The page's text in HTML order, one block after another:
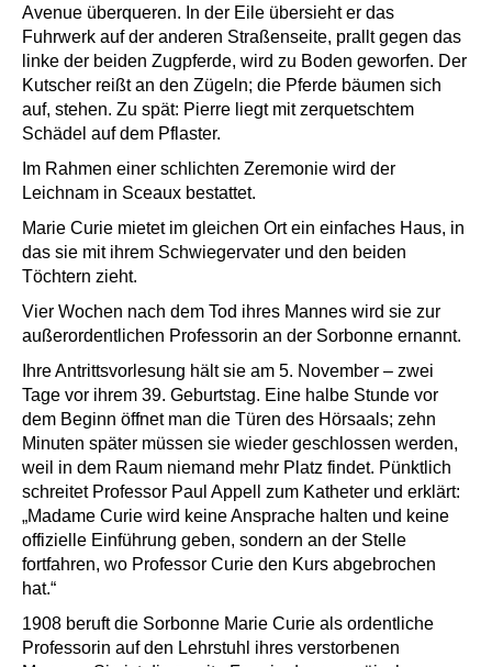
Avenue überqueren. In der Eile übersieht er das
Fuhrwerk auf der anderen Straßenseite, prallt gegen das
linke der beiden Zugpferde, wird zu Boden geworfen. Der
Kutscher reißt an den Zügeln; die Pferde bäumen sich
auf, stehen. Zu spät: Pierre liegt mit zerquetschtem
Schädel auf dem Pflaster.
Im Rahmen einer schlichten Zeremonie wird der
Leichnam in Sceaux bestattet.
Marie Curie mietet im gleichen Ort ein einfaches Haus, in
das sie mit ihrem Schwiegervater und den beiden
Töchtern zieht.
Vier Wochen nach dem Tod ihres Mannes wird sie zur
außerordentlichen Professorin an der Sorbonne ernannt.
Ihre Antrittsvorlesung hält sie am 5. November – zwei
Tage vor ihrem 39. Geburtstag. Eine halbe Stunde vor
dem Beginn öffnet man die Türen des Hörsaals; zehn
Minuten später müssen sie wieder geschlossen werden,
weil in dem Raum niemand mehr Platz findet. Pünktlich
schreitet Professor Paul Appell zum Katheter und erklärt:
„Madame Curie wird keine Ansprache halten und keine
offizielle Einführung geben, sondern an der Stelle
fortfahren, wo Professor Curie den Kurs abgebrochen
hat.“
1908 beruft die Sorbonne Marie Curie als ordentliche
Professorin auf den Lehrstuhl ihres verstorbenen